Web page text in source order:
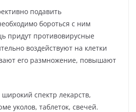
подавить
бороться с ним
придут противовирусные
воздействуют на клетки
его размножение, повышают
спектр лекарств,
уколов, таблеток, свечей.